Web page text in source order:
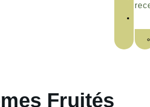
Fruités